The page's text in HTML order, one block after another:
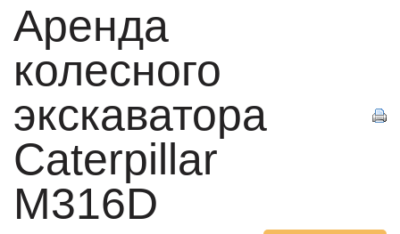
Аренда
колесного
экскаватора
Caterpillar
M316D